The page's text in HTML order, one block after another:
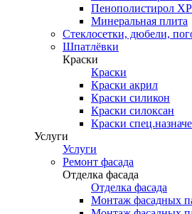
Пенополистирол
Минеральная плита
Стеклосетки, дюбели,
Шпатлёвки
Краски
Краски
Краски акрил
Краски силикон
Краски силоксан
Краски
Услуги
Услуги
Ремонт фасада
Отделка фасада
Отделка фасада
Монтаж фасадных